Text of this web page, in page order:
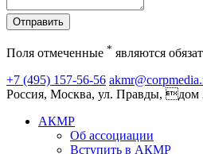
Отправить
Поля отмеченные * являются
+7 (495) 157-56-56
Россия, Москва, ул. Правды, дом
АКМР
Об ассоциации
Вступить в АКМР